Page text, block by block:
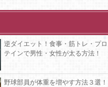
逆ダイエット！食事・筋トレ・プロ
テインで男性・女性が太る方法！
野球部員が体重を増やす方法３選！